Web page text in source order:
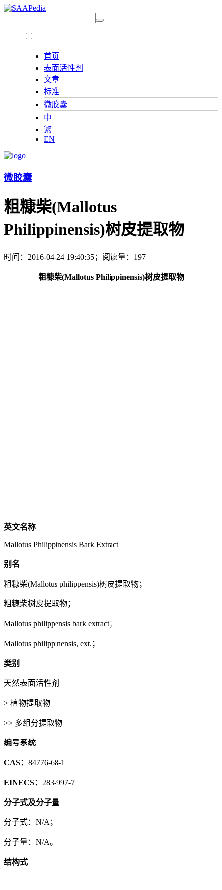
首页
表面活性剂
文章
标准
微胶囊
中
繁
EN
微胶囊
粗糠柴(Mallotus
Philippinensis)树皮提取物
时间：2016-04-24 19:40:35；阅读量：197
粗糠柴(Mallotus Philippinensis)树皮提取物
英文名称
Mallotus Philippinensis Bark Extract
别名
粗糠柴(Mallotus philippensis)树皮提取物；
粗糠柴树皮提取物；
Mallotus philippensis bark extract；
Mallotus philippinensis, ext.；
类别
天然表面活性剂
> 植物提取物
>> 多组分提取物
编号系统
CAS： 84776-68-1
EINECS： 283-997-7
分子式及分子量
分子式：N/A；
分子量：N/A。
结构式